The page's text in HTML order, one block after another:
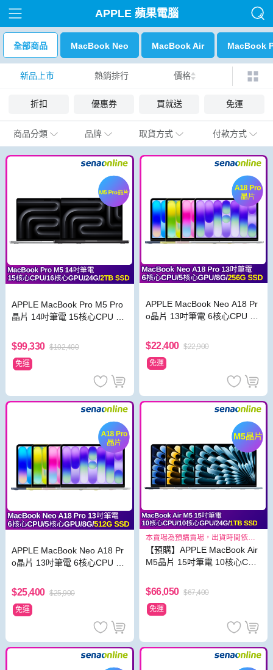
APPLE 蘋果電腦
全部商品 MacBook Neo MacBook Air MacBook
新品上市 熱銷排行 價格
折扣 優惠券 買就送 免運
商品分類 品牌 取貨方式 付款方式
APPLE MacBook Pro M5 Pro
晶片 14吋筆電 15核心CPU 16
$99,330 $102,400
免運
APPLE MacBook Neo A18 Pr
o晶片 13吋筆電 6核心CPU 5
$22,400 $22,900
免運
APPLE MacBook Neo A18 Pr
o晶片 13吋筆電 6核心CPU 5
$25,400 $25,900
免運
本賣場為預購賣場，出貨時間依照
原廠出貨狀況而定
【預購】APPLE MacBook Air
M5晶片 15吋筆電 10核心CPU
$66,050 $67,400
免運